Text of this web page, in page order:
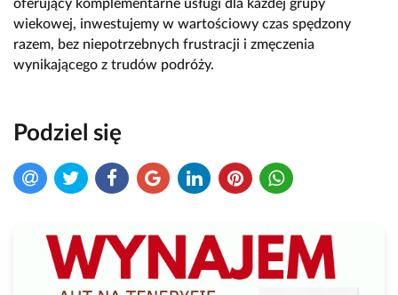
oferujący komplementarne usługi dla każdej grupy
wiekowej, inwestujemy w wartościowy czas spędzony
razem, bez niepotrzebnych frustracji i zmęczenia
wynikającego z trudów podróży.
Podziel się